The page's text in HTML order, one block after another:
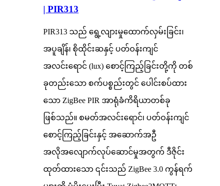
| PIR313
PIR313 သည် ရွေ့လျားမှုထောက်လှမ်းခြင်း၊
အပူချိန်၊ စိုထိုင်းဆနှင့် ပတ်ဝန်းကျင်
အလင်းရောင် (lux) စောင့်ကြည့်ခြင်းတို့ကို တစ်
ခုတည်းသော စက်ပစ္စည်းတွင် ပေါင်းစပ်ထား
သော ZigBee PIR အာရုံခံကိရိယာတစ်ခု
ဖြစ်သည်။ စမတ်အလင်းရောင်၊ ပတ်ဝန်းကျင်
စောင့်ကြည့်ခြင်းနှင့် အဆောက်အဦ
အလိုအလျောက်လုပ်ဆောင်မှုအတွက် ဒီဇိုင်း
ထုတ်ထားသော ၎င်းသည် ZigBee 3.0 ကွန်ရက်